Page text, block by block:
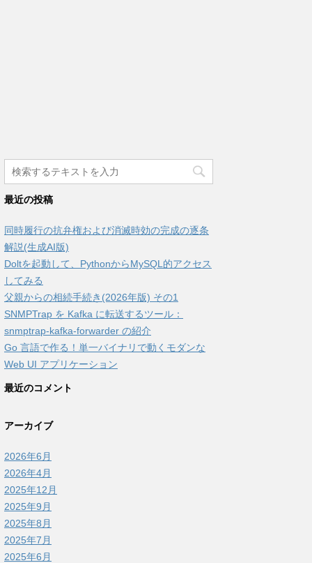
最近の投稿
同時履行の抗弁権および消滅時効の完成の逐条
解説(生成AI版)
Doltを起動して、PythonからMySQL的アクセス
してみる
父親からの相続手続き(2026年版) その1
SNMPTrap を Kafka に転送するツール：
snmptrap-kafka-forwarder の紹介
Go 言語で作る！単一バイナリで動くモダンな
Web UI アプリケーション
最近のコメント
アーカイブ
2026年6月
2026年4月
2025年12月
2025年9月
2025年8月
2025年7月
2025年6月